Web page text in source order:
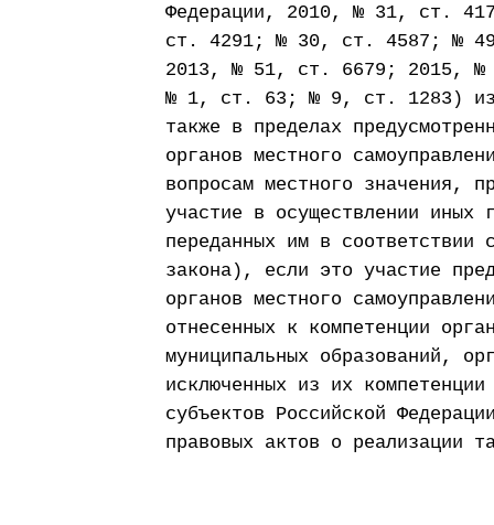
Федерации, 2010, № 31, ст.
ст. 4291; № 30, ст. 4587; №
2013, № 51, ст. 6679; 2015,
№ 1, ст. 63; № 9, ст. 1283)
также в пределах
органов местного
вопросам местного значения,
участие в осуществлении иных
переданных им в соответствии
закона), если это участие
органов местного
отнесенных к компетенции
муниципальных образований,
исключенных из их
субъектов Российской
правовых актов о реализации